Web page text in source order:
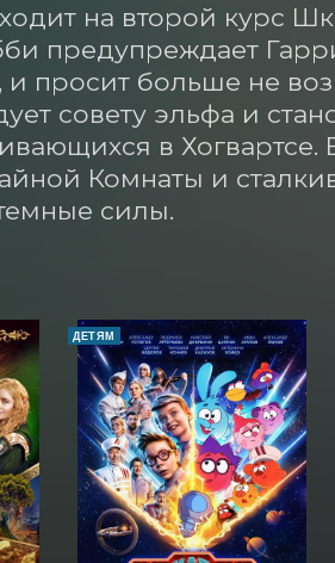
на второй курс
предупреждает
и просит больше не
совету эльфа и
в Хогвартсе.
Комнаты и
силы.
ДЕТЯМ